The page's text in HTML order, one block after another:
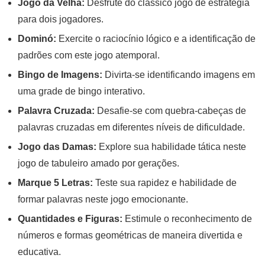
Jogo da Velha: Desfrute do clássico jogo de estratégia
para dois jogadores.
Dominó: Exercite o raciocínio lógico e a identificação de
padrões com este jogo atemporal.
Bingo de Imagens: Divirta-se identificando imagens em
uma grade de bingo interativo.
Palavra Cruzada: Desafie-se com quebra-cabeças de
palavras cruzadas em diferentes níveis de dificuldade.
Jogo das Damas: Explore sua habilidade tática neste
jogo de tabuleiro amado por gerações.
Marque 5 Letras: Teste sua rapidez e habilidade de
formar palavras neste jogo emocionante.
Quantidades e Figuras: Estimule o reconhecimento de
números e formas geométricas de maneira divertida e
educativa.